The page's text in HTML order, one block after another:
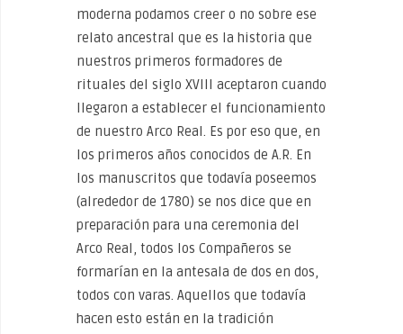
moderna podamos creer o no sobre ese
relato ancestral que es la historia que
nuestros primeros formadores de
rituales del siglo XVIII aceptaron cuando
llegaron a establecer el funcionamiento
de nuestro Arco Real. Es por eso que, en
los primeros años conocidos de A.R. En
los manuscritos que todavía poseemos
(alrededor de 1780) se nos dice que en
preparación para una ceremonia del
Arco Real, todos los Compañeros se
formarían en la antesala de dos en dos,
todos con varas. Aquellos que todavía
hacen esto están en la tradición